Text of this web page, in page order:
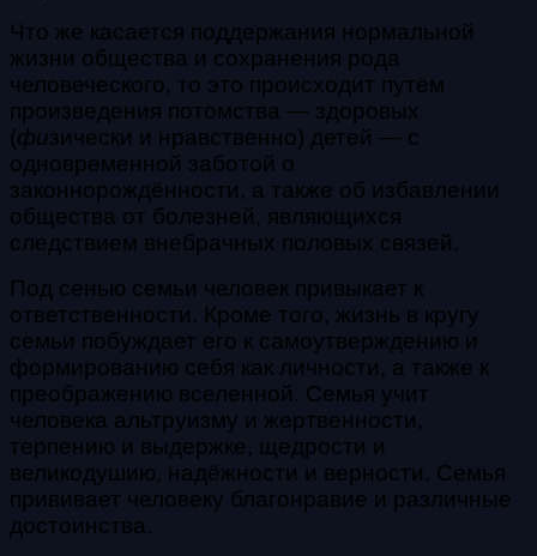
Что же касается поддержания нормальной
жизни общества и сохранения рода
человеческого, то это происходит путём
произведения потомства — здоровых
(физически и нравственно) детей — с
одновременной заботой о
законнорождённости, а также об избавлении
общества от болезней, являющихся
следствием внебрачных половых связей.
Под сенью семьи человек привыкает к
ответственности. Кроме того, жизнь в кругу
семьи побуждает его к самоутверждению и
формированию себя как личности, а также к
преображению вселенной. Семья учит
человека альтруизму и жертвенности,
терпению и выдержке, щедрости и
великодушию, надёжности и верности. Семья
прививает человеку благонравие и различные
достоинства.